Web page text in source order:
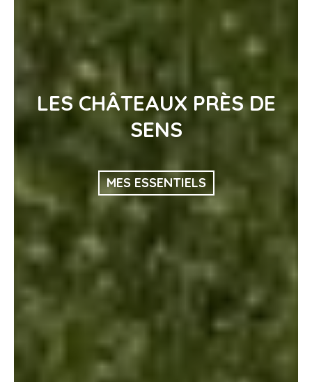
LES CHÂTEAUX PRÈS DE
SENS
MES ESSENTIELS